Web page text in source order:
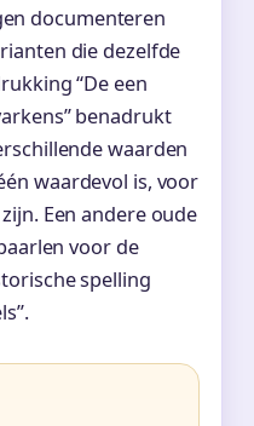
documenteren
die dezelfde
“De een
benadrukt
waarden
waardevol is, voor
Een andere oude
voor de
spelling